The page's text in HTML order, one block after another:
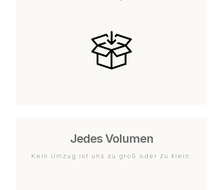
Jedes Volumen
Kein Umzug ist uns zu groß oder zu klein.